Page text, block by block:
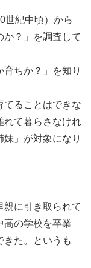
世紀中頃）から
か？」を調査して
ちか？」を知り
てることはできな
れて暮らさなけれ
」が対象になり
親に引き取られて
高の学校を卒業
きた。というも